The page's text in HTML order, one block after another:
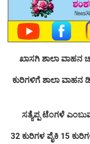
ಖಾಸಗಿ ಶಾಲಾ ವಾಹನ
ಕುರಿಗಳಿಗೆ ಶಾಲಾ ವಾಹನ
ಸತ್ಯೆಪ್ಪ ಟೆಂಗಳೆ
32 ಕುರಿಗಳ ಪೈಕಿ 15